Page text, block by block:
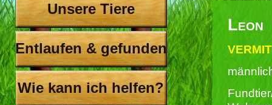
Unsere Tiere
Entlaufen & gefunden
Wie kann ich helfen?
Leon